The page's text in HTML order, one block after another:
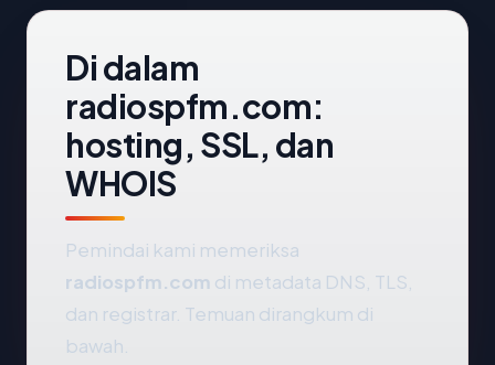
Di dalam
radiospfm.com:
hosting, SSL, dan
WHOIS
Pemindai kami memeriksa
radiospfm.com di metadata DNS, TLS,
dan registrar. Temuan dirangkum di
bawah.